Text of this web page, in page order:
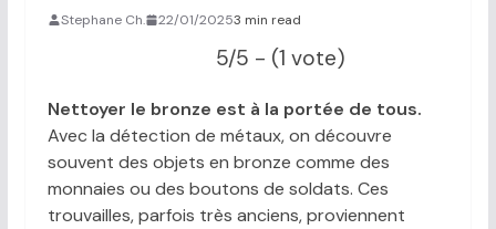
Stephane Ch. 22/01/20253 min read
5/5 - (1 vote)
Nettoyer le bronze est à la portée de tous.
Avec la détection de métaux, on découvre
souvent des objets en bronze comme des
monnaies ou des boutons de soldats. Ces
trouvailles, parfois très anciens, proviennent